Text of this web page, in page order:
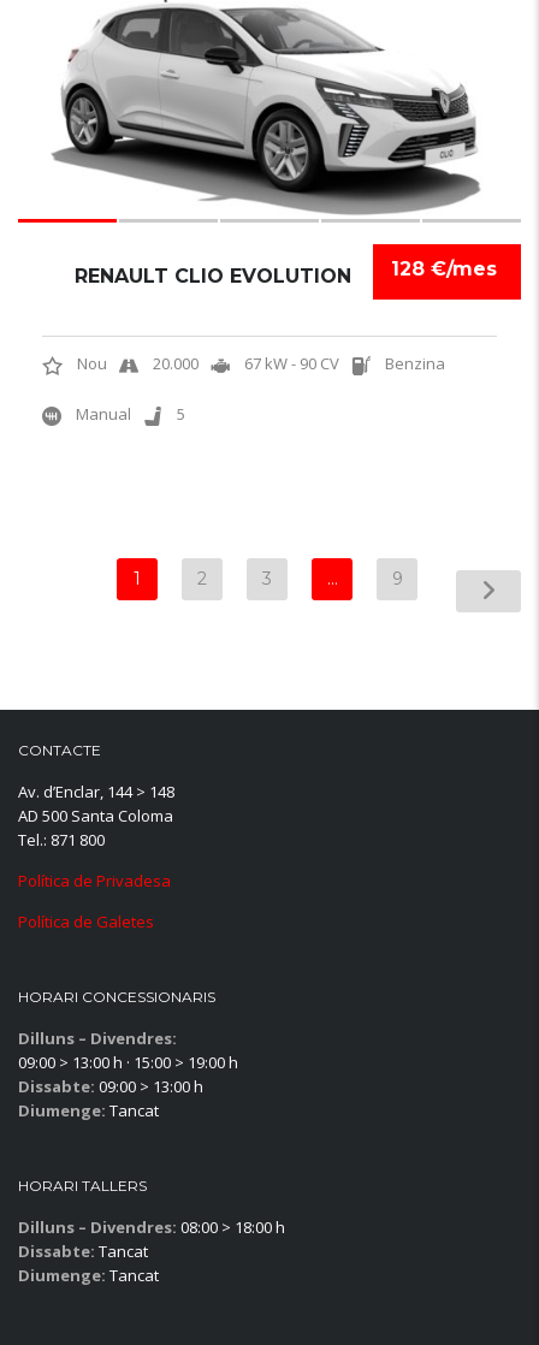
128 €/mes
RENAULT CLIO EVOLUTION
Nou 20.000 67 kW - 90 CV Benzina
Manual 5
1 2 3 … 9
CONTACTE
Av. d’Enclar, 144 > 148
AD 500 Santa Coloma
Tel.: 871 800
Política de Privadesa
Política de Galetes
HORARI CONCESSIONARIS
Dilluns – Divendres:
09:00 > 13:00 h · 15:00 > 19:00 h
Dissabte: 09:00 > 13:00 h
Diumenge: Tancat
HORARI TALLERS
Dilluns – Divendres: 08:00 > 18:00 h
Dissabte: Tancat
Diumenge: Tancat